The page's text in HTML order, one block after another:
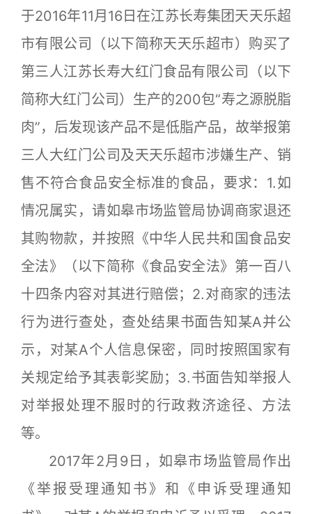
于2016年11月16日在江苏长寿集团天天乐超
市有限公司（以下简称天天乐超市）购买了
第三人江苏长寿大红门食品有限公司（以下
简称大红门公司）生产的200包“寿之源脱脂
肉”，后发现该产品不是低脂产品，故举报第
三人大红门公司及天天乐超市涉嫌生产、销
售不符合食品安全标准的食品，要求：1.如
情况属实，请如皋市场监管局协调商家退还
其购物款，并按照《中华人民共和国食品安
全法》（以下简称《食品安全法》第一百八
十四条内容对其进行赔偿；2.对商家的违法
行为进行查处，查处结果书面告知某A并公
示，对某A个人信息保密，同时按照国家有
关规定给予其表彰奖励；3.书面告知举报人
对举报处理不服时的行政救济途径、方法
等。
2017年2月9日，如皋市场监管局作出
《举报受理通知书》和《申诉受理通知